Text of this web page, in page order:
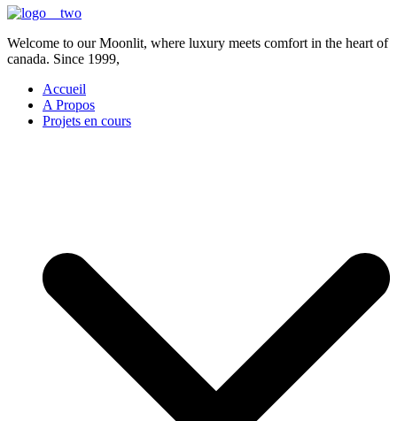
Welcome to our Moonlit, where luxury meets comfort in the heart of
canada. Since 1999,
Accueil
A Propos
Projets en cours